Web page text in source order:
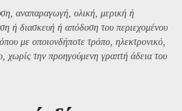
αναπαραγωγή, ολική, μερική ή
ή διασκευή ή απόδοση του περιεχομένου
με οποιονδήποτε τρόπο, ηλεκτρονικό,
χωρίς την προηγούμενη γραπτή άδεια του